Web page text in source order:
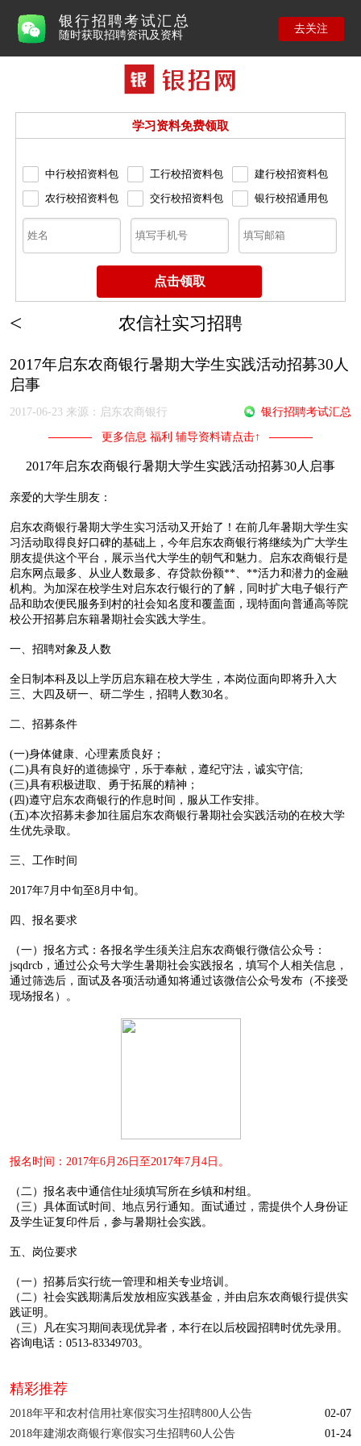
银行招聘考试汇总
随时获取招聘资讯及资料
去关注
学习资料免费领取
中行校招资料包 工行校招资料包
建行校招资料包
农行校招资料包
交行校招资料包 银行校招通用包
农信社实习招聘
2017年启东农商银行暑期大学生实践活动招募30人
启事
2017-06-23 来源：启东农商银行
银行招聘考试汇总
更多信息 福利 辅导资料请点击↑
2017年启东农商银行暑期大学生实践活动招募30人启事
亲爱的大学生朋友：
启东农商银行暑期大学生实习活动又开始了！在前几年暑期大学生实
习活动取得良好口碑的基础上，今年启东农商银行将继续为广大学生
朋友提供这个平台，展示当代大学生的朝气和魅力。启东农商银行是
启东网点最多、从业人数最多、存贷款份额**、**活力和潜力的金融
机构。为加深在校学生对启东农行银行的了解，同时扩大电子银行产
品和助农便民服务到村的社会知名度和覆盖面，现特面向普通高等院
校公开招募启东籍暑期社会实践大学生。
一、招聘对象及人数
全日制本科及以上学历启东籍在校大学生，本岗位面向即将升入大
三、大四及研一、研二学生，招聘人数30名。
二、招募条件
(一)身体健康、心理素质良好；
(二)具有良好的道德操守，乐于奉献，遵纪守法，诚实守信;
(三)具有积极进取、勇于拓展的精神；
(四)遵守启东农商银行的作息时间，服从工作安排。
(五)本次招募未参加往届启东农商银行暑期社会实践活动的在校大学
生优先录取。
三、工作时间
2017年7月中旬至8月中旬。
四、报名要求
（一）报名方式：各报名学生须关注启东农商银行微信公众号：
jsqdrcb，通过公众号大学生暑期社会实践报名，填写个人相关信息，
通过筛选后，面试及各项活动通知将通过该微信公众号发布（不接受
现场报名）。
报名时间：2017年6月26日至2017年7月4日。
（二）报名表中通信住址须填写所在乡镇和村组。
（三）具体面试时间、地点另行通知。面试通过，需提供个人身份证
及学生证复印件后，参与暑期社会实践。
五、岗位要求
（一）招募后实行统一管理和相关专业培训。
（二）社会实践期满后发放相应实践基金，并由启东农商银行提供实
践证明。
（三）凡在实习期间表现优异者，本行在以后校园招聘时优先录用。
咨询电话：0513-83349703。
精彩推荐
2018年平和农村信用社寒假实习生招聘800人公告
02-07
2018年建湖农商银行寒假实习生招聘60人公告
01-24